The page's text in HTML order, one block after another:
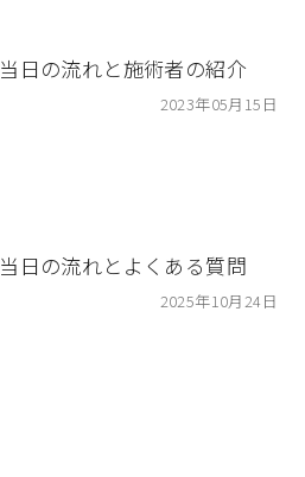
当日の流れと施術者の紹介
2023年05月15日
当日の流れとよくある質問
2025年10月24日